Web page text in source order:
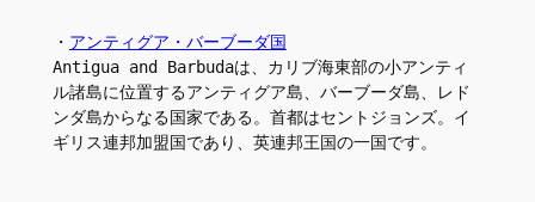
・ アンティグア・バーブーダ国
Antigua and Barbudaは、カリブ海東部の小アンティ
ル諸島に位置するアンティグア島、バーブーダ島、レド
ンダ島からなる国家である。首都はセントジョンズ。イ
ギリス連邦加盟国であり、英連邦王国の一国です。